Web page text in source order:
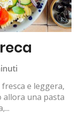
e leggera,
allora una pasta